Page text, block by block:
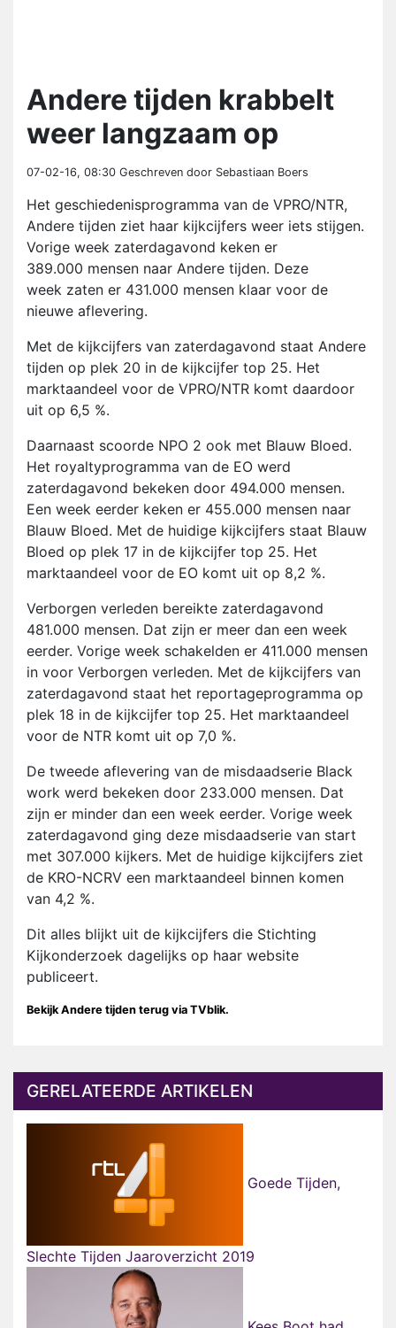
Andere tijden krabbelt
weer langzaam op
07-02-16, 08:30 Geschreven door Sebastiaan Boers
Het geschiedenisprogramma van de VPRO/NTR,
Andere tijden ziet haar kijkcijfers weer iets stijgen.
Vorige week zaterdagavond keken er
389.000 mensen naar Andere tijden. Deze
week zaten er 431.000 mensen klaar voor de
nieuwe aflevering.
Met de kijkcijfers van zaterdagavond staat Andere
tijden op plek 20 in de kijkcijfer top 25. Het
marktaandeel voor de VPRO/NTR komt daardoor
uit op 6,5 %.
Daarnaast scoorde NPO 2 ook met Blauw Bloed.
Het royaltyprogramma van de EO werd
zaterdagavond bekeken door 494.000 mensen.
Een week eerder keken er 455.000 mensen naar
Blauw Bloed. Met de huidige kijkcijfers staat Blauw
Bloed op plek 17 in de kijkcijfer top 25. Het
marktaandeel voor de EO komt uit op 8,2 %.
Verborgen verleden bereikte zaterdagavond
481.000 mensen. Dat zijn er meer dan een week
eerder. Vorige week schakelden er 411.000 mensen
in voor Verborgen verleden. Met de kijkcijfers van
zaterdagavond staat het reportageprogramma op
plek 18 in de kijkcijfer top 25. Het marktaandeel
voor de NTR komt uit op 7,0 %.
De tweede aflevering van de misdaadserie Black
work werd bekeken door 233.000 mensen. Dat
zijn er minder dan een week eerder. Vorige week
zaterdagavond ging deze misdaadserie van start
met 307.000 kijkers. Met de huidige kijkcijfers ziet
de KRO-NCRV een marktaandeel binnen komen
van 4,2 %.
Dit alles blijkt uit de kijkcijfers die Stichting
Kijkonderzoek dagelijks op haar website
publiceert.
Bekijk Andere tijden terug via TVblik.
GERELATEERDE ARTIKELEN
Goede Tijden,
Slechte Tijden Jaaroverzicht 2019